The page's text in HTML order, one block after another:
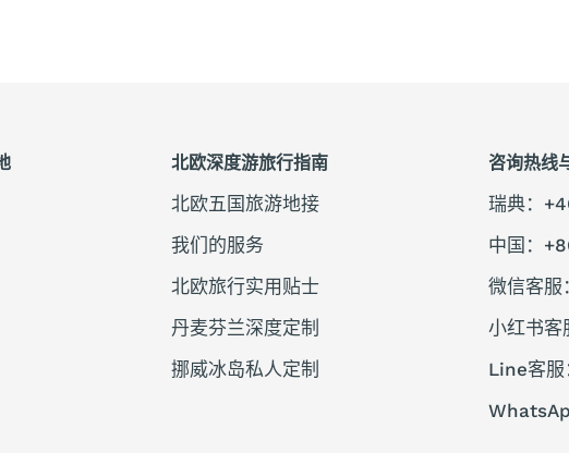
北欧深度游旅行指南
北欧五国旅游地接
我们的服务
北欧旅行实用贴士
丹麦芬兰深度定制
挪威冰岛私人定制
咨询热线
瑞典：
中国：
微信客
小红书客
Line客